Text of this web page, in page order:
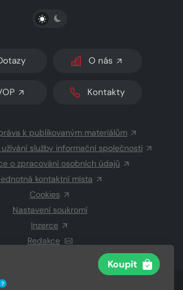
Koupit
?
PŘEPNOUT SVĚTLÝ/TMAVÝ REŽIM
O nás
Kontakty
k publikovaným materiálům
služby informační společnosti
o zpracování osobních údajů
kontaktní místa
Cookies
Nastavení soukromí
Inzerce
Redakce